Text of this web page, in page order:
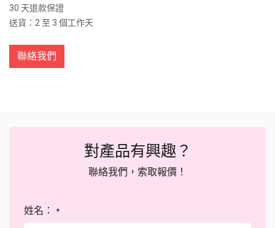
30 天退款保證
送貨：2 至 3 個工作天
聯絡我們
對產品有興趣？
聯絡我們，索取報價！
姓名： *